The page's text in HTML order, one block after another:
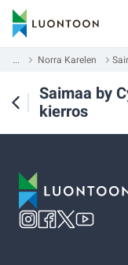
... Norra Karelen
Saimaa by
kierros